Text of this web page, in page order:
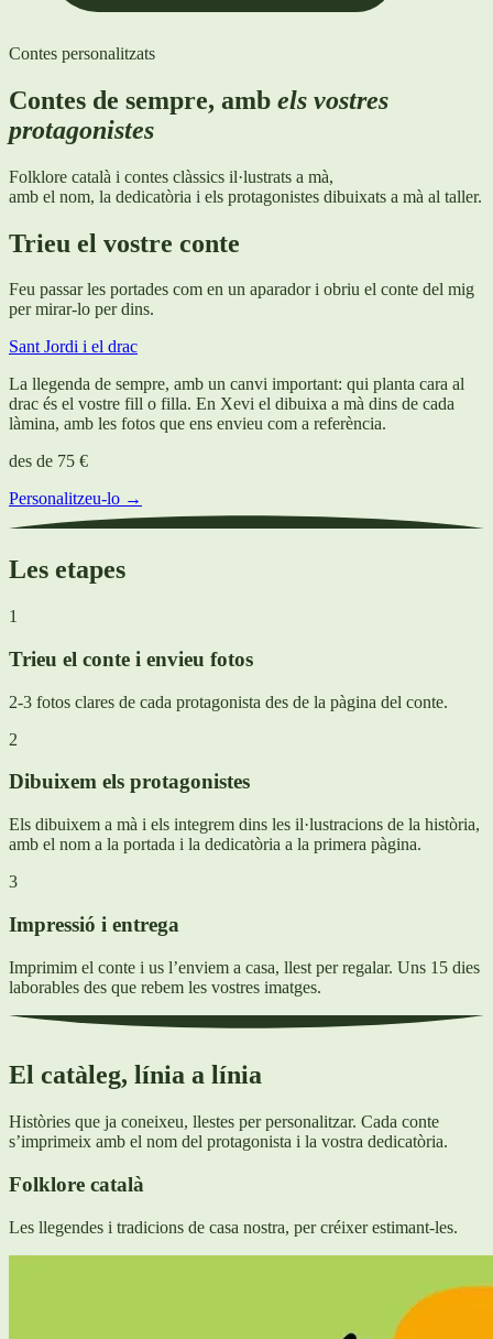
Contes personalitzats
Contes de sempre, amb els vostres
protagonistes
Folklore català i contes clàssics il·lustrats a mà,
amb el nom, la dedicatòria i els protagonistes dibuixats a mà al taller.
Trieu el vostre conte
Feu passar les portades com en un aparador i obriu el conte del mig
per mirar-lo per dins.
Sant Jordi i el drac
La llegenda de sempre, amb un canvi important: qui planta cara al
drac és el vostre fill o filla. En Xevi el dibuixa a mà dins de cada
làmina, amb les fotos que ens envieu com a referència.
des de 75 €
Personalitzeu-lo →
Les etapes
1
Trieu el conte i envieu fotos
2-3 fotos clares de cada protagonista des de la pàgina del conte.
2
Dibuixem els protagonistes
Els dibuixem a mà i els integrem dins les il·lustracions de la història,
amb el nom a la portada i la dedicatòria a la primera pàgina.
3
Impressió i entrega
Imprimim el conte i us l’enviem a casa, llest per regalar. Uns 15 dies
laborables des que rebem les vostres imatges.
El catàleg, línia a línia
Històries que ja coneixeu, llestes per personalitzar. Cada conte
s’imprimeix amb el nom del protagonista i la vostra dedicatòria.
Folklore català
Les llegendes i tradicions de casa nostra, per créixer estimant-les.